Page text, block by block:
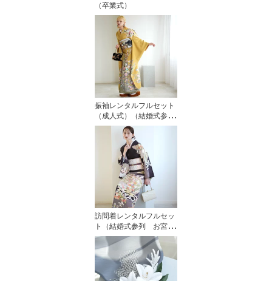
（卒業式）
振袖レンタルフルセット
（成人式）（結婚式参
列 未婚）
訪問着レンタルフルセッ
ト（結婚式参列 お宮参
り）